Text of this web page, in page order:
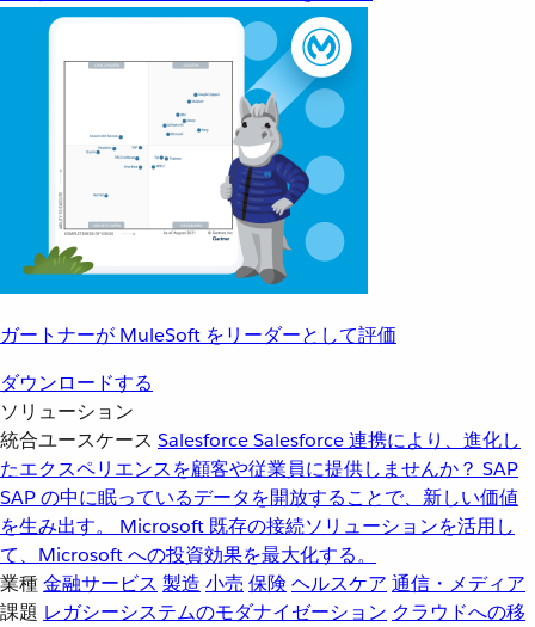
ガートナーが MuleSoft をリーダーとして評価
ダウンロードする
ソリューション
統合ユースケース SalesforceSalesforce 連携により、進化し
たエクスペリエンスを顧客や従業員に提供しませんか？ SAP
SAP の中に眠っているデータを開放することで、新しい価値
を生み出す。
Microsoft 既存の接続ソリューションを活用し
て、Microsoft への投資効果を最大化する。
業種金融サービス 製造 小売 保険 ヘルスケア 通信・メディア
課題 レガシーシステムのモダナイゼーション クラウドへの移